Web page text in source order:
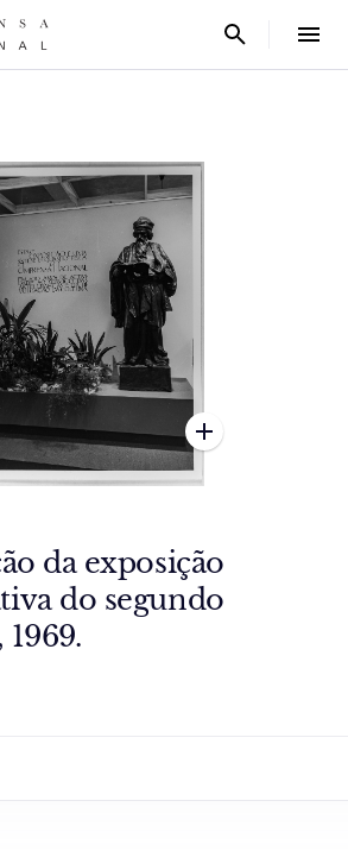
da exposição
do segundo